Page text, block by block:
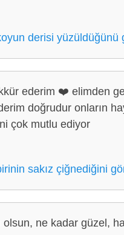
derisi yüzüldüğünü
ederim ❤️ elimden
doğrudur onların
çok mutlu ediyor
sakız çiğnediğini
olsun, ne kadar güzel,